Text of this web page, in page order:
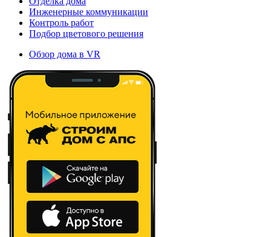
Инженерные коммуникации
Контроль работ
Подбор цветового решения
Обзор дома в VR